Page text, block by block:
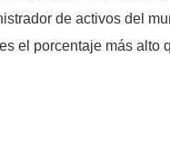
de activos del
el porcentaje más